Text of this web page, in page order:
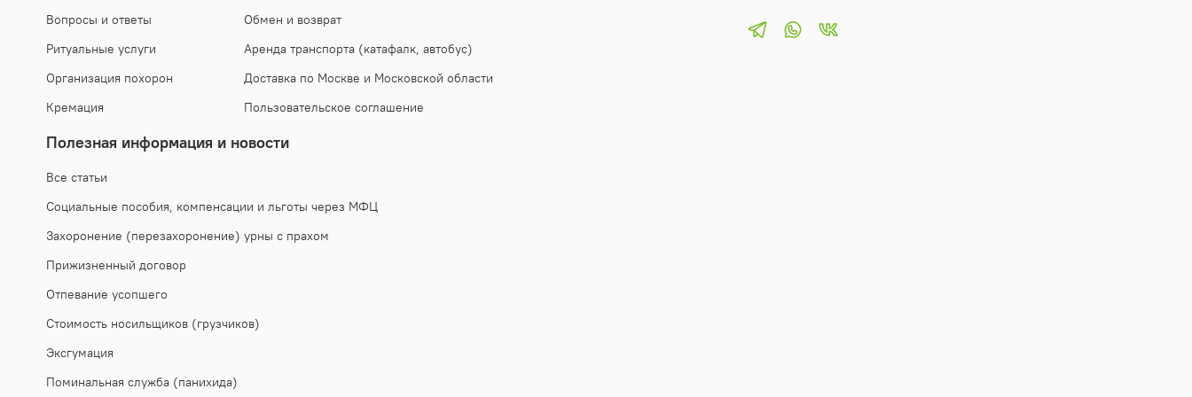
Вопросы и ответы
Ритуальные услуги
Организация похорон
Кремация
Обмен и возврат
Аренда транспорта (катафалк, автобус)
Доставка по Москве и Московской области
Пользовательское соглашение
Полезная информация и новости
Все статьи
Социальные пособия, компенсации и льготы через МФЦ
Захоронение (перезахоронение) урны с прахом
Прижизненный договор
Отпевание усопшего
Стоимость носильщиков (грузчиков)
Эксгумация
Поминальная служба (панихида)